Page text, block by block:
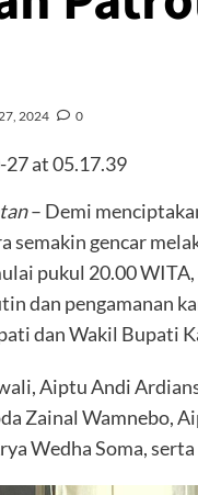
2024 0
– Demi
semakin gencar
pukul 20.00
dan pengamanan
dan Wakil Bupati
Aiptu Andi
Zainal Wamnebo,
Wedha Soma,